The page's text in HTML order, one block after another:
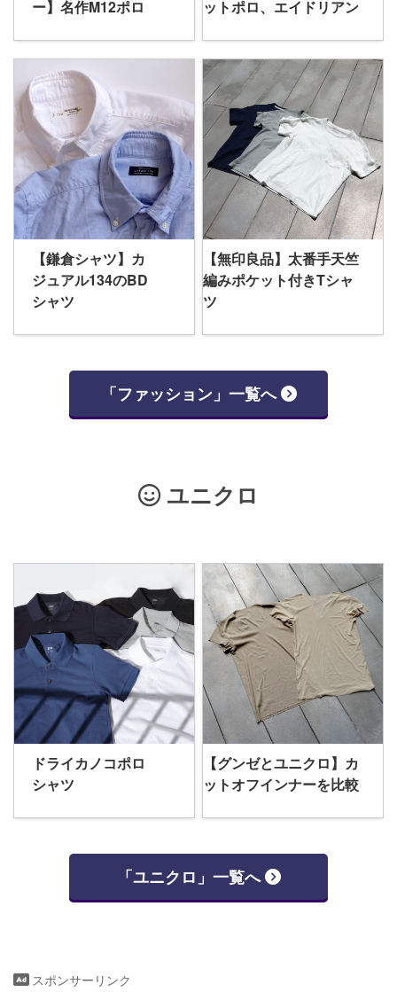
ー】名作M12ポロ
【鎌倉シャツ】カ
ジュアル134のBD
シャツ
ットポロ、エイドリアン
【無印良品】太番手天竺
編みポケット付きTシャ
ツ
「ファッション」一覧へ
ユニクロ
ドライカノコポロ
シャツ
【グンゼとユニクロ】カ
ットオフインナーを比較
「ユニクロ」一覧へ
スポンサーリンク